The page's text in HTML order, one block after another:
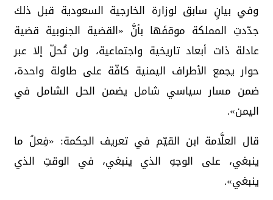
وفي بيانٍ سابق لوزارة الخارجية السعودية قبل ذلك
جدّدتِ المملكة موقفَها بأنَّ «القضية الجنوبية قضية
عادلة ذات أبعاد تاريخية واجتماعية، ولن تُحلّ إلا عبر
حوار يجمع الأطراف اليمنية كافّة على طاولة واحدة،
ضمن مسار سياسي شامل يضمن الحل الشامل في
اليمن».
قال العلَّامة ابن القيّم في تعريف الحِكمة: «فِعلُ ما
ينبغي، على الوجهِ الذي ينبغي، في الوقتِ الذي
ينبغي».